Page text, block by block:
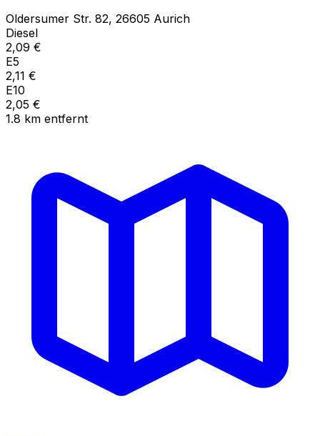
Oldersumer Str. 82, 26605 Aurich
Diesel
2,09 €
E5
2,11 €
E10
2,05 €
1.8 km entfernt